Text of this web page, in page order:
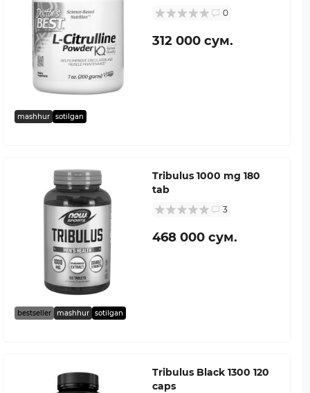
mashhur sotilgan
0
312 000 сум.
bestseller mashhur sotilgan
Tribulus 1000 mg 180
tab
3
468 000 сум.
Tribulus Black 1300 120
caps